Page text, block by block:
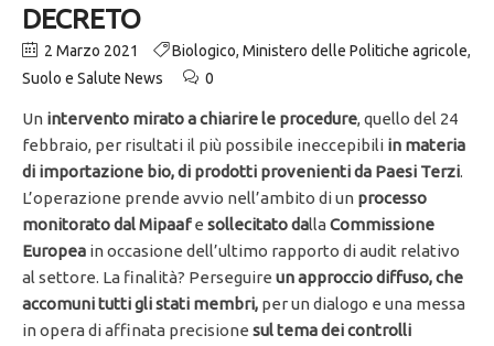
DECRETO
2 Marzo 2021 Biologico, Ministero delle Politiche agricole,
Suolo e Salute News
0
Un intervento mirato a chiarire le procedure, quello del 24
febbraio, per risultati il più possibile ineccepibili in materia
di importazione bio, di prodotti provenienti da Paesi Terzi.
L’operazione prende avvio nell’ambito di un processo
monitorato dal Mipaafe sollecitato dallaCommissione
Europea in occasione dell’ultimo rapporto di audit relativo
al settore. La finalità? Perseguire un approccio diffuso, che
accomuni tutti gli stati membri, per un dialogo e una messa
in opera di affinata precisione sul tema dei controlli